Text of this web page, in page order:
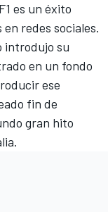
es un éxito
redes sociales.
introdujo su
en un fondo
ese
fin de
gran hito